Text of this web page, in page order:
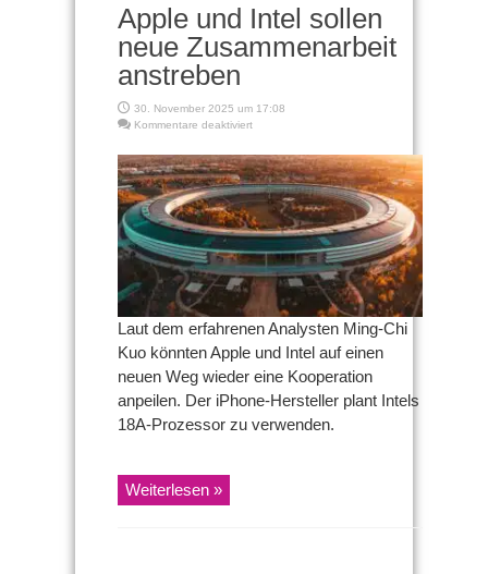
Apple und Intel sollen
neue Zusammenarbeit
anstreben
30. November 2025 um 17:08
Kommentare deaktiviertfür
und
Intel
sollen
neue
Zusammenarbeit
anstreben
Laut dem erfahrenen Analysten Ming-Chi
Kuo könnten Apple und Intel auf einen
neuen Weg wieder eine Kooperation
anpeilen. Der iPhone-Hersteller plant Intels
18A-Prozessor zu verwenden.
Weiterlesen »